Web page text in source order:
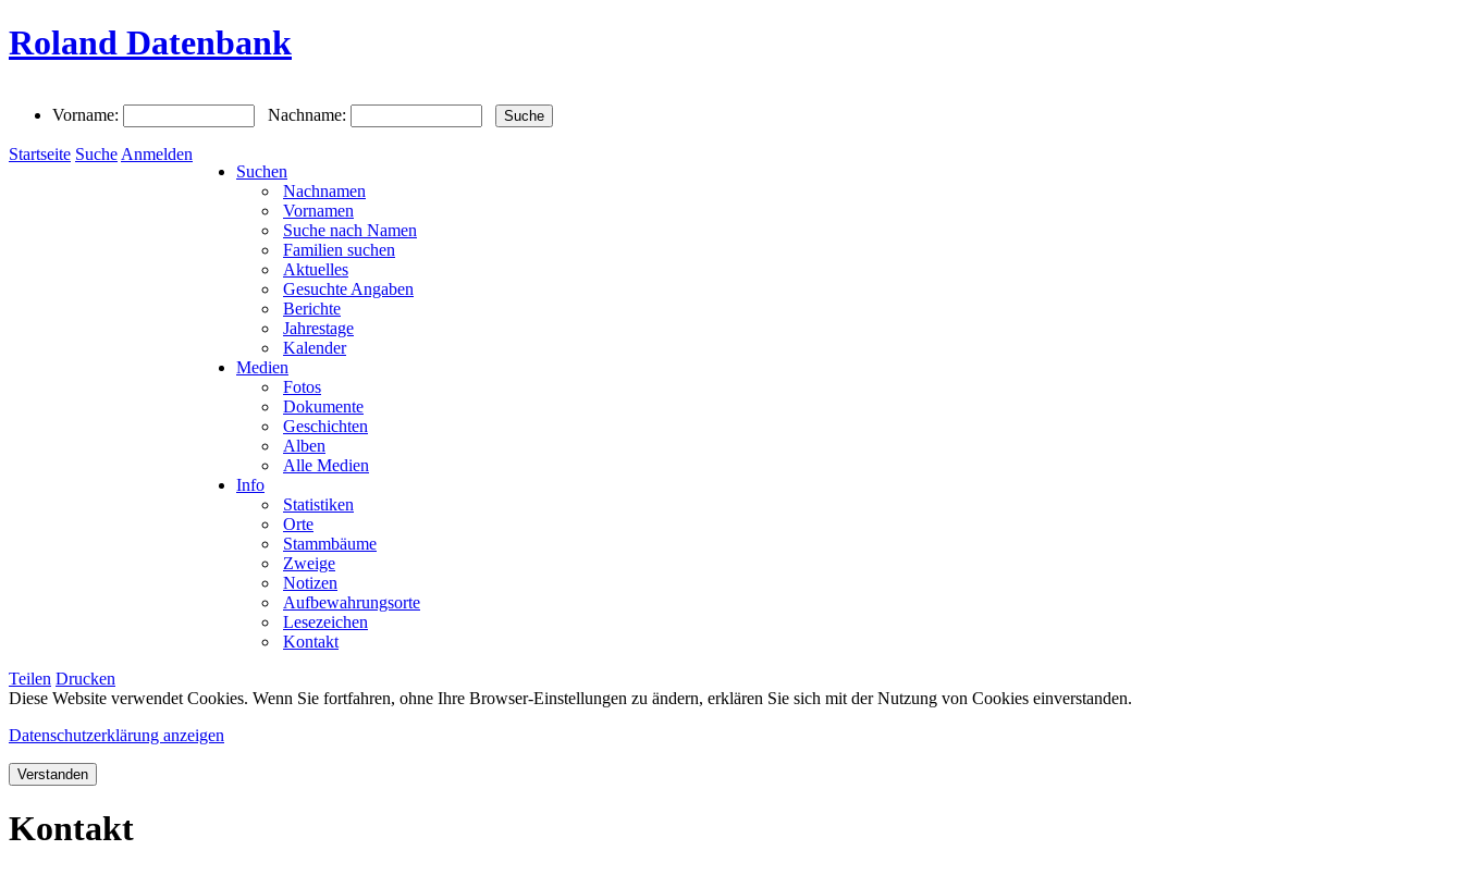
Roland Datenbank
Vorname: Nachname:
Startseite Suche Anmelden
Suchen
Nachnamen
Vornamen
Suche nach Namen
Familien suchen
Aktuelles
Gesuchte Angaben
Berichte
Jahrestage
Kalender
Medien
Fotos
Dokumente
Geschichten
Alben
Alle Medien
Info
Statistiken
Orte
Stammbäume
Zweige
Notizen
Aufbewahrungsorte
Lesezeichen
Kontakt
Teilen Drucken
Diese Website verwendet Cookies. Wenn Sie fortfahren, ohne Ihre Browser-Einstellungen zu ändern, erklären Sie sich mit der Nutzung von Cookies einverstanden.
Datenschutzerklärung anzeigen
Verstanden
Kontakt